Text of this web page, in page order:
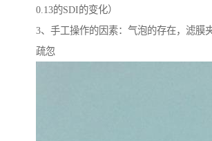
0.13的SDI的变化）
3、手工操作的因素：气泡的存在，滤膜
疏忽